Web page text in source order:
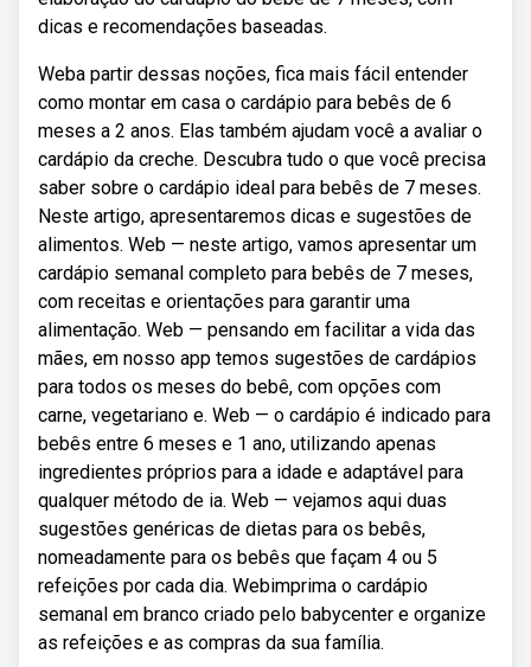
dicas e recomendações baseadas.
Weba partir dessas noções, fica mais fácil entender
como montar em casa o cardápio para bebês de 6
meses a 2 anos. Elas também ajudam você a avaliar o
cardápio da creche. Descubra tudo o que você precisa
saber sobre o cardápio ideal para bebês de 7 meses.
Neste artigo, apresentaremos dicas e sugestões de
alimentos. Web — neste artigo, vamos apresentar um
cardápio semanal completo para bebês de 7 meses,
com receitas e orientações para garantir uma
alimentação. Web — pensando em facilitar a vida das
mães, em nosso app temos sugestões de cardápios
para todos os meses do bebê, com opções com
carne, vegetariano e. Web — o cardápio é indicado para
bebês entre 6 meses e 1 ano, utilizando apenas
ingredientes próprios para a idade e adaptável para
qualquer método de ia. Web — vejamos aqui duas
sugestões genéricas de dietas para os bebês,
nomeadamente para os bebês que façam 4 ou 5
refeições por cada dia. Webimprima o cardápio
semanal em branco criado pelo babycenter e organize
as refeições e as compras da sua família.